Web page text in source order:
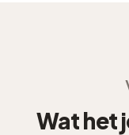
Wat het